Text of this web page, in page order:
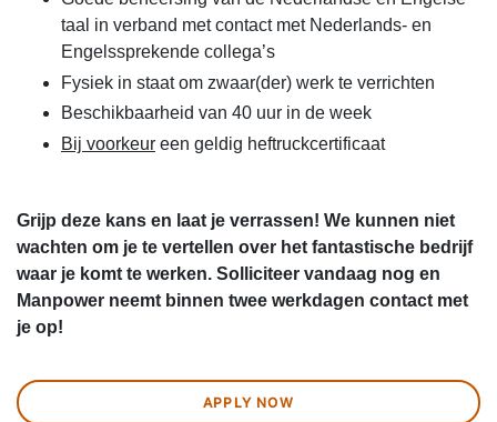
taal in verband met contact met Nederlands- en
Engelssprekende collega’s
Fysiek in staat om zwaar(der) werk te verrichten
Beschikbaarheid van 40 uur in de week
Bij voorkeur een geldig heftruckcertificaat
Grijp deze kans en laat je verrassen! We kunnen niet
wachten om je te vertellen over het fantastische bedrijf
waar je komt te werken. Solliciteer vandaag nog en
Manpower neemt binnen twee werkdagen contact met
je op!
APPLY NOW